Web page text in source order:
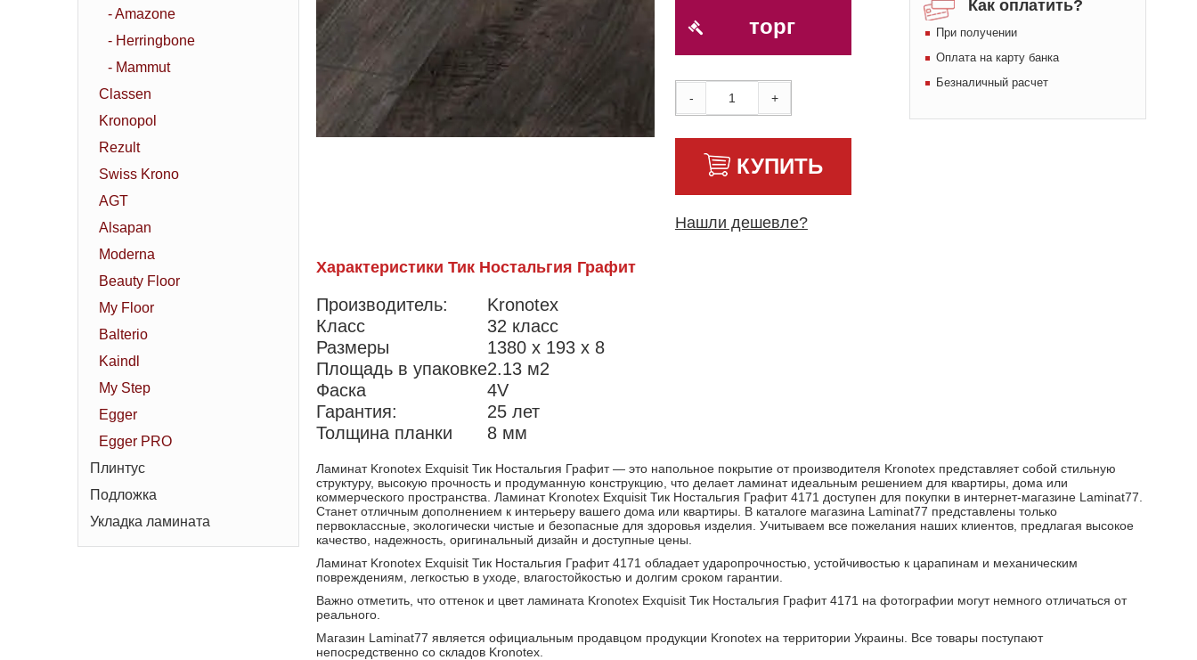
- Amazone
- Herringbone
- Mammut
Classen
Kronopol
Rezult
Swiss Krono
AGT
Alsapan
Moderna
Beauty Floor
My Floor
Balterio
Kaindl
My Step
Egger
Egger PRO
Плинтус
Подложка
Укладка ламината
торг
- +
КУПИТЬ
Нашли дешевле?
Как оплатить?
При получении
Оплата на карту банка
Безналичный расчет
Характеристики Тик Ностальгия Графит
Производитель:
Kronotex
Класс
32 класс
Размеры
1380 x 193 x 8
Площадь в упаковке2.13 м2
Фаска
4V
Гарантия:
25 лет
Толщина планки
8 мм
Ламинат Kronotex Exquisit Тик Ностальгия Графит — это напольное покрытие от производителя Kronotex представляет собой стильную
структуру, высокую прочность и продуманную конструкцию, что делает ламинат идеальным решением для квартиры, дома или
коммерческого пространства. Ламинат Kronotex Exquisit Тик Ностальгия Графит 4171 доступен для покупки в интернет-магазине Laminat77.
Станет отличным дополнением к интерьеру вашего дома или квартиры. В каталоге магазина Laminat77 представлены только
первоклассные, экологически чистые и безопасные для здоровья изделия. Учитываем все пожелания наших клиентов, предлагая высокое
качество, надежность, оригинальный дизайн и доступные цены.
Ламинат Kronotex Exquisit Тик Ностальгия Графит 4171 обладает ударопрочностью, устойчивостью к царапинам и механическим
повреждениям, легкостью в уходе, влагостойкостью и долгим сроком гарантии.
Важно отметить, что оттенок и цвет ламината Kronotex Exquisit Тик Ностальгия Графит 4171 на фотографии могут немного отличаться от
реального.
Магазин Laminat77 является официальным продавцом продукции Kronotex на территории Украины. Все товары поступают
непосредственно со складов Kronotex.